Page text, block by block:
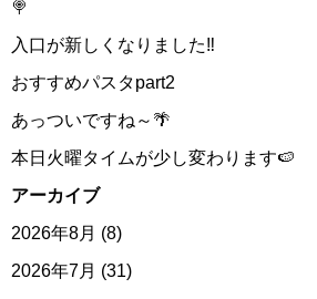
🍭
入口が新しくなりました‼
おすすめパスタpart2
あっついですね～🌴
本日火曜タイムが少し変わります🍉
アーカイブ
2026年8月 (8)
2026年7月 (31)